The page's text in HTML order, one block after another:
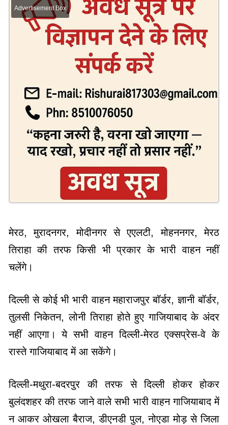
Advertisement Box
मेरठ, मुरादनगर, मोदीनगर से एएलटी, मोहननगर, मेरठ
तिराहा की तरफ किसी भी प्रकार के भारी वाहन नहीं
चलेंगे।
दिल्ली से कोई भी भारी वाहन महाराजपुर बॉर्डर, ज्ञानी बॉर्डर,
तुलसी निकेतन, लोनी तिराहा होते हुए गाजियाबाद के अंदर
नहीं आएगा। ये सभी वाहन दिल्ली-मेरठ एक्सप्रेस-वे के
रास्ते गाजियाबाद में आ सकेंगे।
दिल्ली-मथुरा-बदरपुर की तरफ से दिल्ली होकर होकर
बुलंदशहर की तरफ जाने वाले सभी भारी वाहन गाजियाबाद में
न आकर ओखला बैराज, डीएनडी पुल, नोएडा मोड़ से जिला